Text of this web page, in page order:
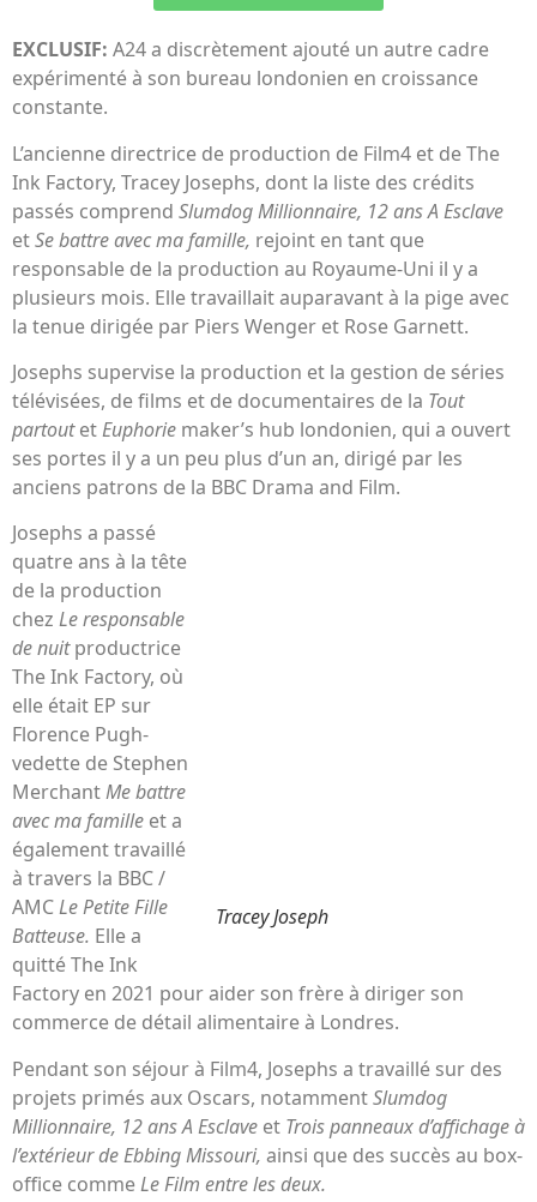
EXCLUSIF: A24 a discrètement ajouté un autre cadre
expérimenté à son bureau londonien en croissance
constante.
L’ancienne directrice de production de Film4 et de The
Ink Factory, Tracey Josephs, dont la liste des crédits
passés comprend Slumdog Millionnaire, 12 ans A Esclave
etSe battre avec ma famille, rejoint en tant que
responsable de la production au Royaume-Uni il y a
plusieurs mois. Elle travaillait auparavant à la pige avec
la tenue dirigée par Piers Wenger et Rose Garnett.
Josephs supervise la production et la gestion de séries
télévisées, de films et de documentaires de la Tout
partoutetEuphorie maker’s hub londonien, qui a ouvert
ses portes il y a un peu plus d’un an, dirigé par les
anciens patrons de la BBC Drama and Film.
Tracey Joseph
Josephs a passé
quatre ans à la tête
de la production
chez Le responsable
de nuitproductrice
The Ink Factory, où
elle était EP sur
Florence Pugh-
vedette de Stephen
MerchantMe battre
avec ma famille et a
également travaillé
à travers la BBC /
AMCLePetite Fille
Batteuse. Elle a
quitté The Ink
Factory en 2021 pour aider son frère à diriger son
commerce de détail alimentaire à Londres.
Pendant son séjour à Film4, Josephs a travaillé sur des
projets primés aux Oscars, notammentSlumdog
Millionnaire, 12 ans A Esclave et Trois panneaux d’affichage à
l’extérieur de Ebbing Missouri, ainsi que des succès au box-
office commeLeFilm entre les deux.